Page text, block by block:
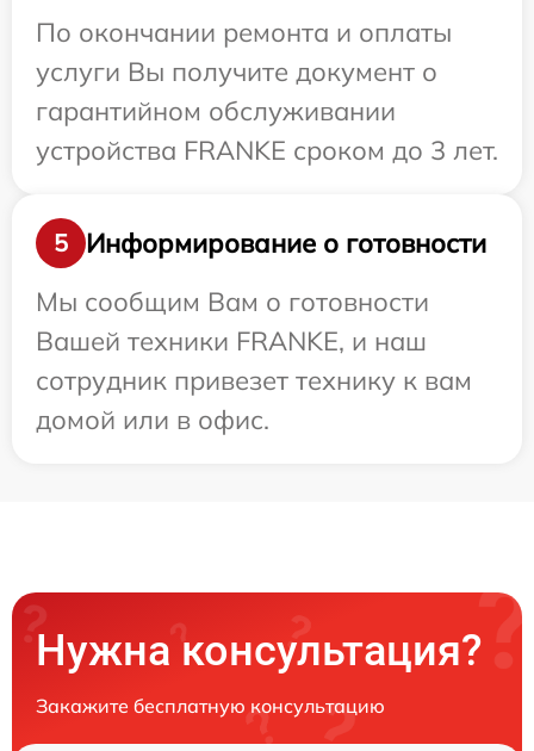
По окончании ремонта и оплаты
услуги Вы получите документ о
гарантийном обслуживании
устройства FRANKE сроком до 3 лет.
5
Информирование о готовности
Мы сообщим Вам о готовности
Вашей техники FRANKE, и наш
сотрудник привезет технику к вам
домой или в офис.
Нужна консультация?
Закажите бесплатную консультацию